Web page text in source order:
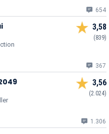
654
3,58
(839)
367
3,56
(2.024)
1.306